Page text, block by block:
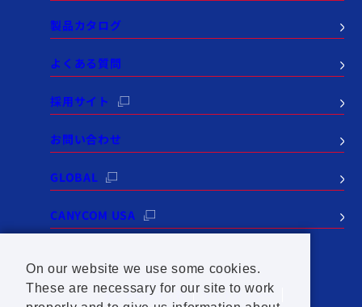
製品カタログ
よくある質問
採用サイト
お問い合わせ
GLOBAL
CANYCOM USA
個人情報保護方針
サイトポリシー
On our website we use some cookies.
These are necessary for our site to work